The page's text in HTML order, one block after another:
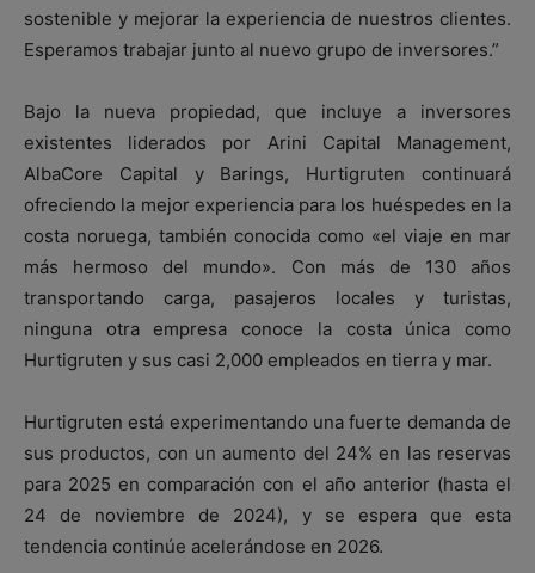
sostenible y mejorar la experiencia de nuestros clientes.
Esperamos trabajar junto al nuevo grupo de inversores.”
Bajo la nueva propiedad, que incluye a inversores
existentes liderados por Arini Capital Management,
AlbaCore Capital y Barings, Hurtigruten continuará
ofreciendo la mejor experiencia para los huéspedes en la
costa noruega, también conocida como «el viaje en mar
más hermoso del mundo». Con más de 130 años
transportando carga, pasajeros locales y turistas,
ninguna otra empresa conoce la costa única como
Hurtigruten y sus casi 2,000 empleados en tierra y mar.
Hurtigruten está experimentando una fuerte demanda de
sus productos, con un aumento del 24% en las reservas
para 2025 en comparación con el año anterior (hasta el
24 de noviembre de 2024), y se espera que esta
tendencia continúe acelerándose en 2026.